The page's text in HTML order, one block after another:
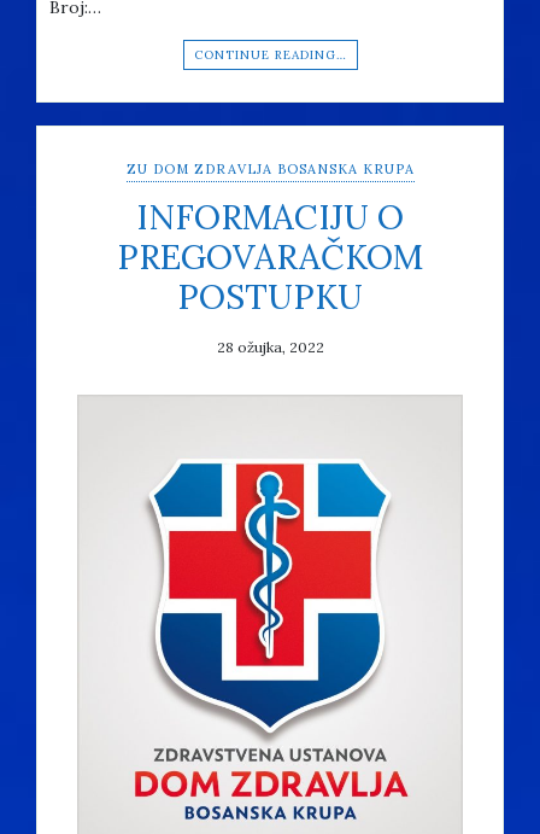
Broj:…
CONTINUE READING…
ZU DOM ZDRAVLJA BOSANSKA KRUPA
INFORMACIJU O
PREGOVARAČKOM
POSTUPKU
28 ožujka, 2022